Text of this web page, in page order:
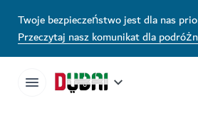
Twoje bezpieczeństwo jest dla nas
Przeczytaj nasz komunikat dla